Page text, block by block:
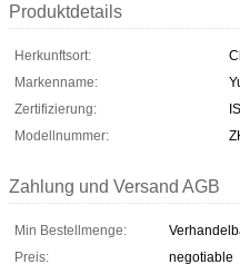
Produktdetails
Herkunftsort:
Markenname:
Zertifizierung:
Modellnummer:
Zahlung und Versand AGB
Min Bestellmenge:
Preis:
negotiable